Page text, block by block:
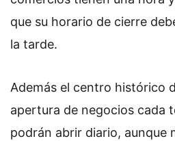
que su horario de cierre
la tarde.
Además el centro histórico
apertura de negocios cada
podrán abrir diario, aunque